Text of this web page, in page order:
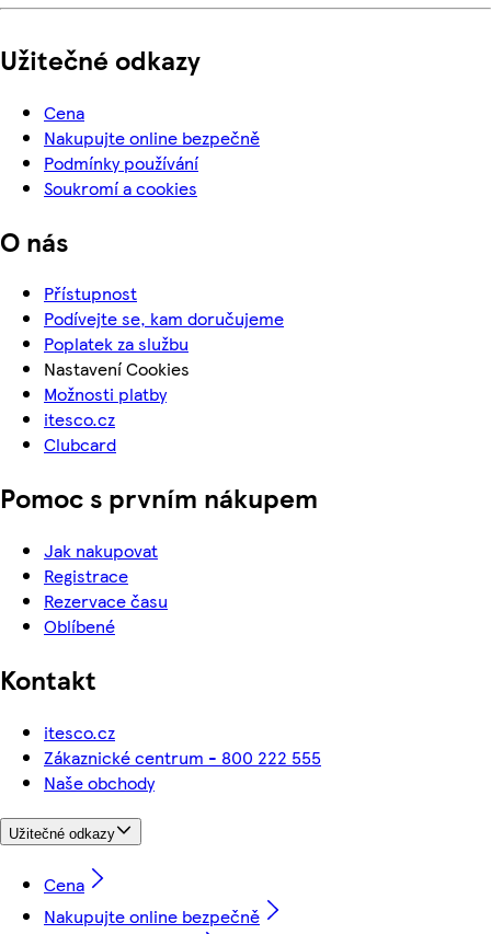
Užitečné odkazy
Cena
Nakupujte online bezpečně
Podmínky používání
Soukromí a cookies
O nás
Přístupnost
Podívejte se, kam doručujeme
Poplatek za službu
Nastavení Cookies
Možnosti platby
itesco.cz
Clubcard
Pomoc s prvním nákupem
Jak nakupovat
Registrace
Rezervace času
Oblíbené
Kontakt
itesco.cz
Zákaznické centrum - 800 222 555
Naše obchody
Užitečné odkazy
Cena
Nakupujte online bezpečně